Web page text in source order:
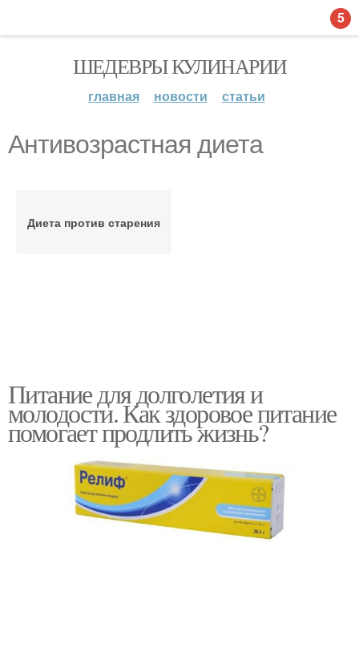
ШЕДЕВРЫ КУЛИНАРИИ
главная новости статьи
Антивозрастная диета
Диета против старения
Питание для долголетия и
молодости. Как здоровое питание
помогает продлить жизнь?
5